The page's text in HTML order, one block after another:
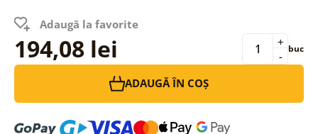
Adaugă la favorite
194,08 lei -
+ buc
ADAUGĂ ÎN COȘ